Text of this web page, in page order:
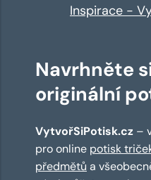
Inspirace -
Navrhněte
originální
VytvořSiPotisk.cz –
pro online potisk
předmětů a